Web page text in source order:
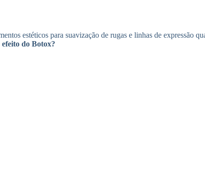
estéticos para suavização de rugas e linhas de expressão
do Botox?